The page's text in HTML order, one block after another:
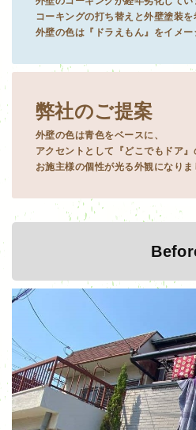
コーキングの打ち替えと外壁塗装を
外壁の色は『ドラえもん』をイメー
弊社のご提案
外壁の色は青色をベースに、
アクセントとして『どこでもドア』
お施主様の個性が光る外観になりま